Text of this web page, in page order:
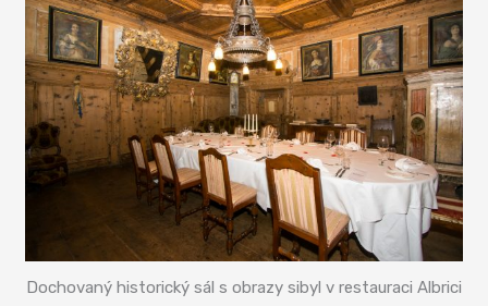
Dochovaný historický sál s obrazy sibyl v restauraci Albrici